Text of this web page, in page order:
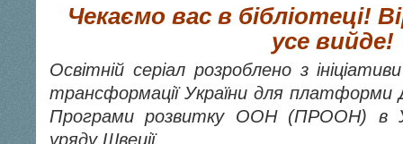
Чекаємо вас в бібліотеці!
усе вийде!
Освітній серіал розроблено з
трансформації України для платформи
Програми розвитку ООН (ПРООН) в
уряду Швеції.